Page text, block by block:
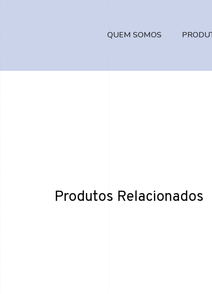
QUEM SOMOS
Produtos Relacionados